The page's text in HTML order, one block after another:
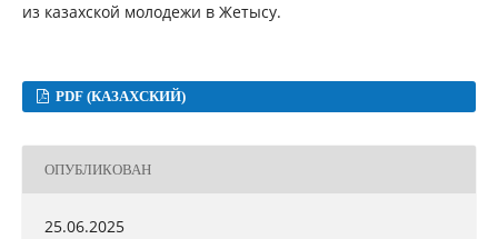
из казахской молодежи в Жетысу.
PDF (КАЗАХСКИЙ)
ОПУБЛИКОВАН
25.06.2025